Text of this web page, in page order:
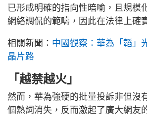
已形成明確的指向性暗喻，且規模
網絡調侃的範疇，因此在法律上確
相關新聞： 中國觀察：華為「韜」
晶片路
「越禁越火」
然而，華為強硬的批量投訴非但沒
個熱詞消失，反而激起了廣大網友